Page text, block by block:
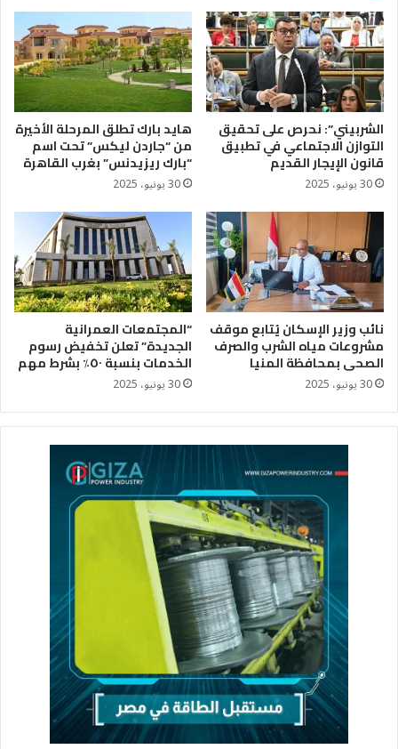
الشربيني”: نحرص على تحقيق
التوازن الاجتماعي في تطبيق
قانون الإيجار القديم
30 يونيو، 2025
هايد بارك تطلق المرحلة الأخيرة
من “جاردن ليكس” تحت اسم
“بارك ريزيدنس” بغرب القاهرة
30 يونيو، 2025
نائب وزير الإسكان يُتابع موقف
مشروعات مياه الشرب والصرف
الصحى بمحافظة المنيا
30 يونيو، 2025
“المجتمعات العمرانية
الجديدة” تعلن تخفيض رسوم
الخدمات بنسبة ٥٠٪؜ بشرط مهم
30 يونيو، 2025